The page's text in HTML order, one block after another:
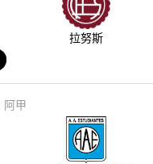
拉努斯
阿甲